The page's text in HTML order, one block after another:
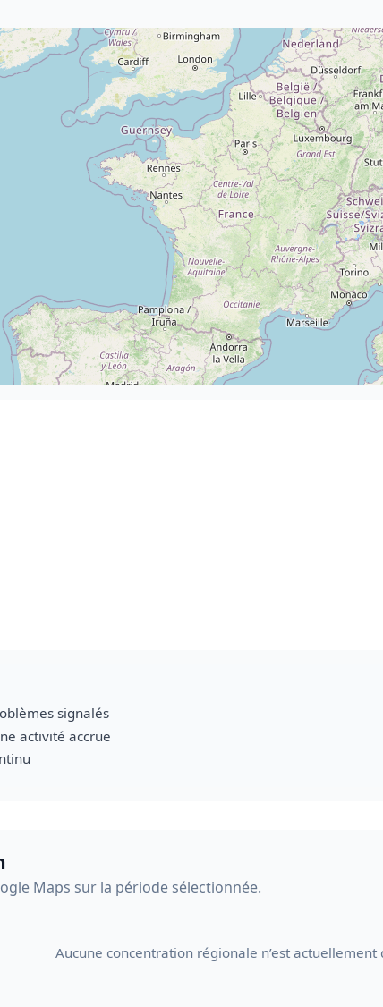
signalés
activité accrue
Maps sur la période sélectionnée.
Aucune concentration régionale n’est actuellement